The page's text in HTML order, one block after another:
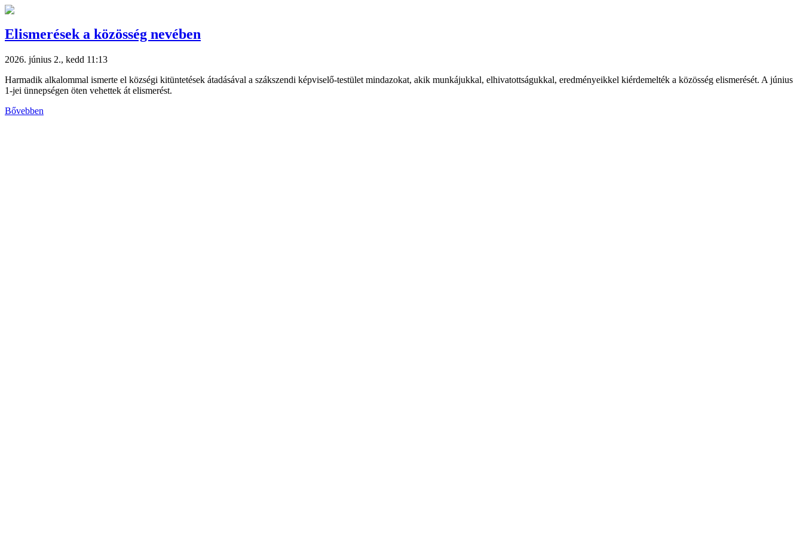
Elismerések a közösség nevében
2026. június 2., kedd 11:13
Harmadik alkalommal ismerte el községi kitüntetések átadásával a szákszendi képviselő-testület mindazokat, akik munkájukkal, elhivatottságukkal, eredményeikkel kiérdemelték a közösség elismerését. A június
1-jei ünnepségen öten vehettek át elismerést.
Bővebben